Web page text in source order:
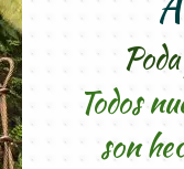
Todos
son